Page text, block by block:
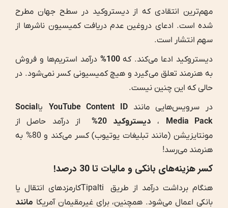
مهم‌ترین انتقادی که از دیستروکید در سطح جهان مطرح
شده است. ادعای دروغین عدم دریافت کمیسیون ناشرها از
سهم انتشار است.
دیستروکید ادعا می‌کند. که100%
درآمد استریم‌ها و فروش
به هنرمند تعلق می‌گیرد و هیچ کمیسیونی کسر نمی‌شود. در
حالی که این چنین نیست.
در سرویس‌هایی مانند
یاSocial
Media Pack ، دیستروکید 20%
از درآمد حاصل از
مونتایزیشن (مانند تبلیغات یوتیوب) کسر می‌کند و 80% به
هنرمند می‌رسد!
کسر هزینه‌های بانکی و مالیات تا 30 درصد!
هنگام برداشت درآمد از طریق Tipaltiکارمزدهای انتقال یا
بانکی اعمال می‌شود. همچنین، برای غیرمقیمان آمریکا مانند